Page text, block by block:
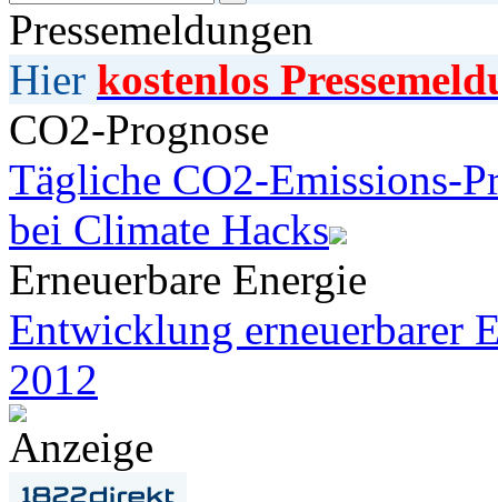
Pressemeldungen
Hier kostenlos
CO2-Prognose
Tägliche CO2-Emissions-
bei Climate Hacks
Erneuerbare Energie
Entwicklung erneuerbarer
2012
Anzeige